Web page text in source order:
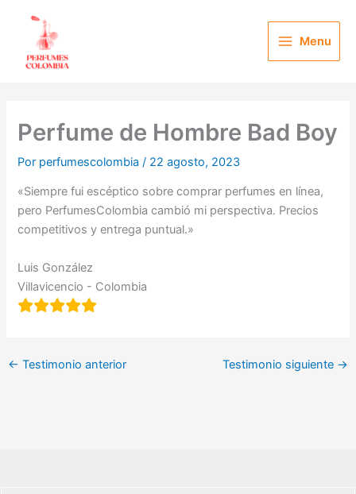
contenido
Menu
Perfume de Hombre Bad Boy
Por perfumescolombia/ 22 agosto, 2023
«Siempre fui escéptico sobre comprar perfumes en línea,
pero PerfumesColombia cambió mi perspectiva. Precios
competitivos y entrega puntual.»
Luis González
Villavicencio - Colombia
← Testimonio anterior Testimonio siguiente →